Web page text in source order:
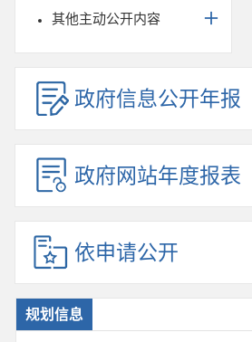
其他主动公开内容
政府信息公开年报
政府网站年度报表
依申请公开
规划信息